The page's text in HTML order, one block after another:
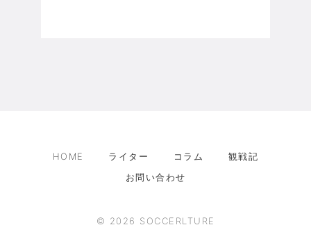
HOME ライター コラム
観戦記
お問い合わせ
© 2026 SOCCERLTURE